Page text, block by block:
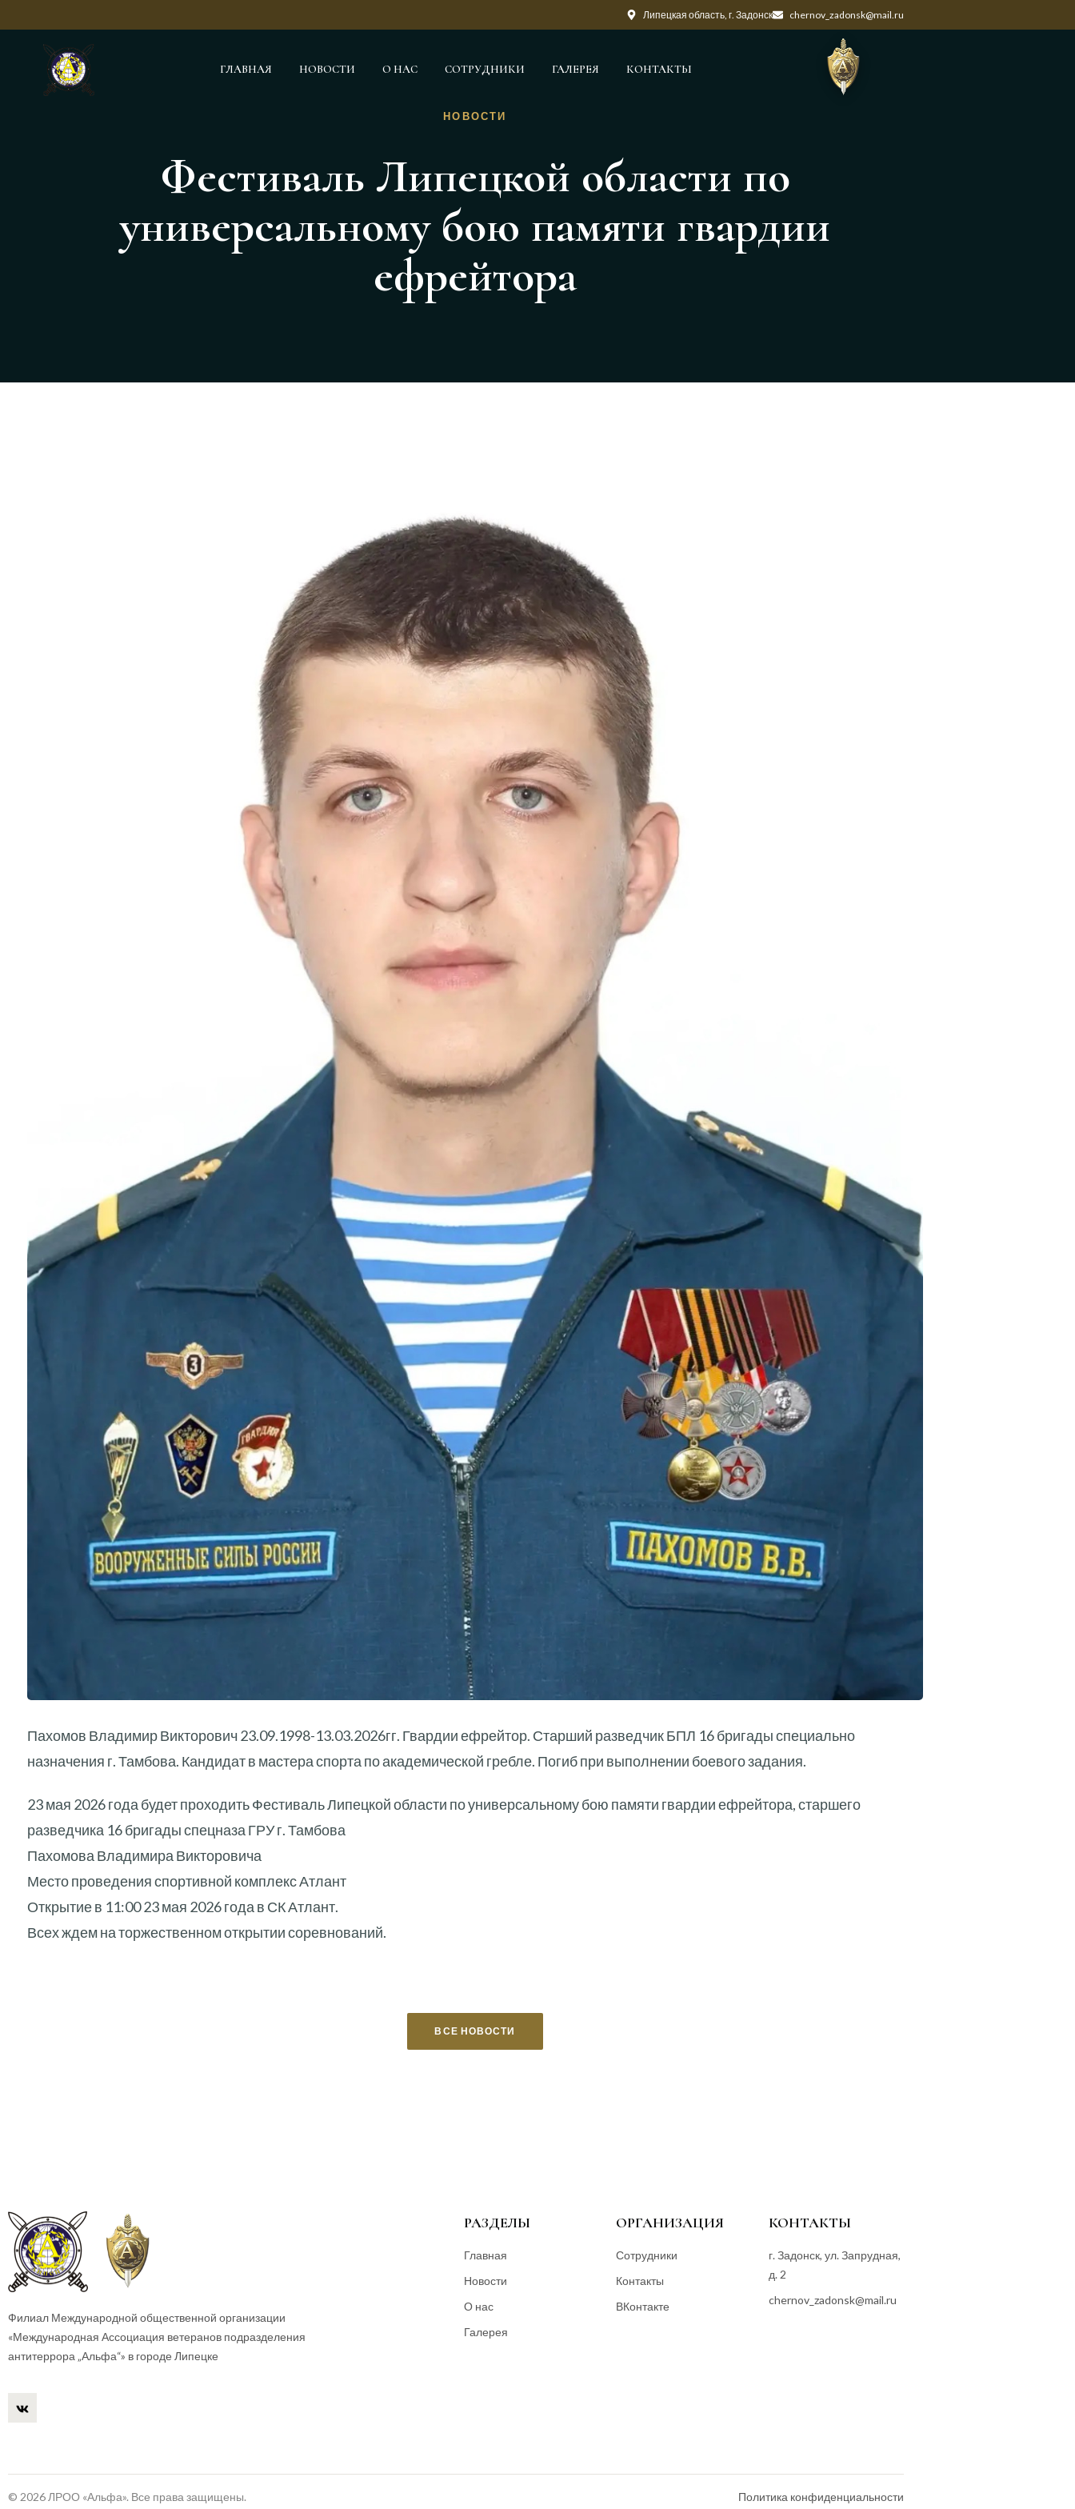
Липецкая область, г. Задонск chernov_zadonsk@mail.ru
ГЛАВНАЯ НОВОСТИ О НАС СОТРУДНИКИ ГАЛЕРЕЯ КОНТАКТЫ
НОВОСТИ
Фестиваль Липецкой области по
универсальному бою памяти гвардии
ефрейтора
Пахомов Владимир Викторович 23.09.1998-13.03.2026гг. Гвардии ефрейтор. Старший разведчик БПЛ 16 бригады специально
назначения г. Тамбова. Кандидат в мастера спорта по академической гребле. Погиб при выполнении боевого задания.
23 мая 2026 года будет проходить Фестиваль Липецкой области по универсальному бою памяти гвардии ефрейтора, старшего
разведчика 16 бригады спецназа ГРУ г. Тамбова
Пахомова Владимира Викторовича
Место проведения спортивной комплекс Атлант
Открытие в 11:00 23 мая 2026 года в СК Атлант.
Всех ждем на торжественном открытии соревнований.
ВСЕ НОВОСТИ
Филиал Международной общественной организации
«Международная Ассоциация ветеранов подразделения
антитеррора „Альфа“» в городе Липецке
РАЗДЕЛЫ
Главная
Новости
О нас
Галерея
ОРГАНИЗАЦИЯ
Сотрудники
Контакты
ВКонтакте
КОНТАКТЫ
г. Задонск, ул. Запрудная,
д. 2
chernov_zadonsk@mail.ru
© 2026 ЛРОО «Альфа». Все права защищены. Политика конфиденциальности